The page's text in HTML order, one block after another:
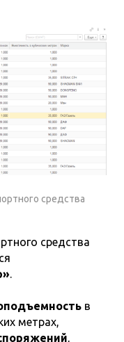
средства
средства
.
в
метрах,
,